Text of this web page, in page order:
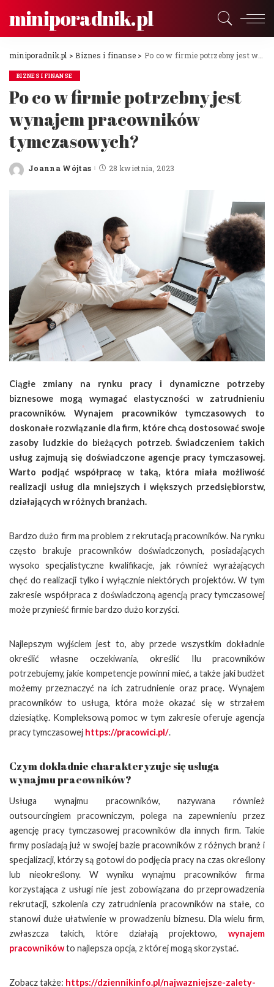
miniporadnik.pl
miniporadnik.pl >Biznes i finanse > Po co w firmie potrzebny jest wynajem pracowników tymczasowych?
BIZNES I FINANSE
Po co w firmie potrzebny jest
wynajem pracowników
tymczasowych?
Posted
Joanna Wójtas 28 kwietnia, 2023
Ciągłe zmiany na rynku pracy i dynamiczne potrzeby
biznesowe mogą wymagać elastyczności w zatrudnieniu
pracowników. Wynajem pracowników tymczasowych to
doskonałe rozwiązanie dla firm, które chcą dostosować swoje
zasoby ludzkie do bieżących potrzeb. Świadczeniem takich
usług zajmują się doświadczone agencje pracy tymczasowej.
Warto podjąć współpracę w taką, która miała możliwość
realizacji usług dla mniejszych i większych przedsiębiorstw,
działających w różnych branżach.
Bardzo dużo firm ma problem z rekrutacją pracowników. Na rynku
często brakuje pracowników doświadczonych, posiadających
wysoko specjalistyczne kwalifikacje, jak również wyrażających
chęć do realizacji tylko i wyłącznie niektórych projektów. W tym
zakresie współpraca z doświadczoną agencją pracy tymczasowej
może przynieść firmie bardzo dużo korzyści.
Najlepszym wyjściem jest to, aby przede wszystkim dokładnie
określić własne oczekiwania, określić Ilu pracowników
potrzebujemy, jakie kompetencje powinni mieć, a także jaki budżet
możemy przeznaczyć na ich zatrudnienie oraz pracę. Wynajem
pracowników to usługa, która może okazać się w strzałem
dziesiątkę. Kompleksową pomoc w tym zakresie oferuje agencja
pracy tymczasowej https://pracowici.pl/.
Czym dokładnie charakteryzuje się usługa
wynajmu pracowników?
Usługa wynajmu pracowników, nazywana również
outsourcingiem pracowniczym, polega na zapewnieniu przez
agencję pracy tymczasowej pracowników dla innych firm. Takie
firmy posiadają już w swojej bazie pracowników z różnych branż i
specjalizacji, którzy są gotowi do podjęcia pracy na czas określony
lub nieokreślony. W wyniku wynajmu pracowników firma
korzystająca z usługi nie jest zobowiązana do przeprowadzenia
rekrutacji, szkolenia czy zatrudnienia pracowników na stałe, co
stanowi duże ułatwienie w prowadzeniu biznesu. Dla wielu firm,
zwłaszcza takich, które działają projektowo, wynajem
pracownikówto najlepsza opcja, z której mogą skorzystać.
Zobacz także: https://dziennikinfo.pl/najwazniejsze-zalety-